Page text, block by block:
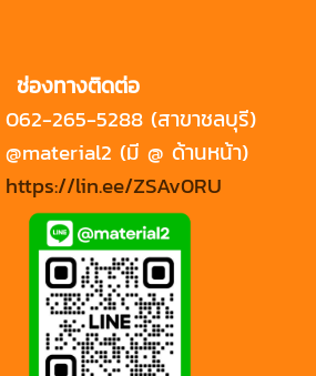
งติดต่อ
062-265-5288 (สาขาชลบุรี)
@material2 (มี @ ด้านหน้า)
https://lin.ee/ZSAv0RU